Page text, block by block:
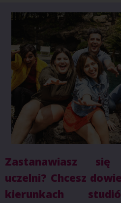
Zastanawiasz
uczelni? Chcesz
kierunkach